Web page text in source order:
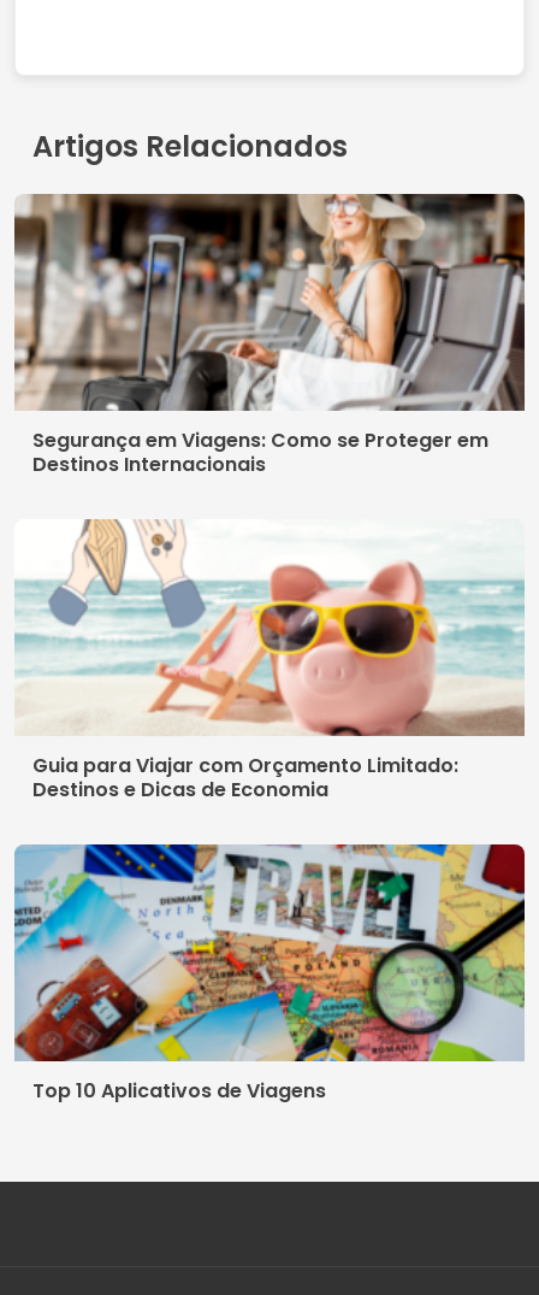
Artigos Relacionados
Segurança em Viagens: Como se Proteger em
Destinos Internacionais
Guia para Viajar com Orçamento Limitado:
Destinos e Dicas de Economia
Top 10 Aplicativos de Viagens